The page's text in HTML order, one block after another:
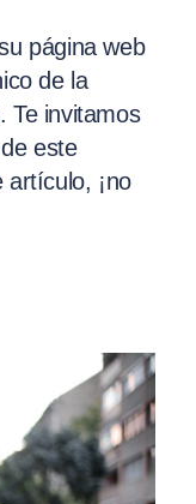
página web
de la
Te invitamos
este
artículo, ¡no